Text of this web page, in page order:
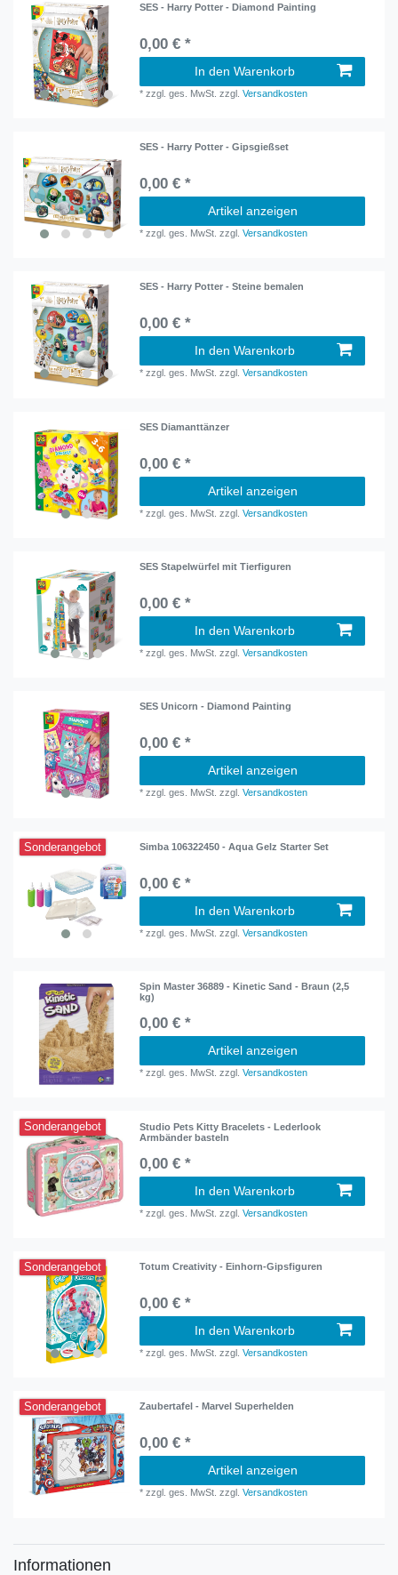
SES - Harry Potter - Diamond Painting
0,00 € *
In den Warenkorb
*zzgl. ges. MwSt. zzgl.Versandkosten
SES - Harry Potter - Gipsgießset
0,00 € *
Artikel anzeigen
*zzgl. ges. MwSt. zzgl.Versandkosten
SES - Harry Potter - Steine bemalen
0,00 € *
In den Warenkorb
*zzgl. ges. MwSt. zzgl.Versandkosten
SES Diamanttänzer
0,00 € *
Artikel anzeigen
*zzgl. ges. MwSt. zzgl.Versandkosten
SES Stapelwürfel mit Tierfiguren
0,00 € *
In den Warenkorb
*zzgl. ges. MwSt. zzgl.Versandkosten
SES Unicorn - Diamond Painting
0,00 € *
Artikel anzeigen
*zzgl. ges. MwSt. zzgl.Versandkosten
Sonderangebot Simba 106322450 - Aqua Gelz Starter Set
0,00 € *
In den Warenkorb
*zzgl. ges. MwSt. zzgl.Versandkosten
Spin Master 36889 - Kinetic Sand - Braun (2,5
kg)
0,00 € *
Artikel anzeigen
*zzgl. ges. MwSt. zzgl.Versandkosten
Sonderangebot
Studio Pets Kitty Bracelets - Lederlook
Armbänder basteln
0,00 € *
In den Warenkorb
*zzgl. ges. MwSt. zzgl.Versandkosten
Sonderangebot Totum Creativity - Einhorn-Gipsfiguren
0,00 € *
In den Warenkorb
*zzgl. ges. MwSt. zzgl.Versandkosten
Sonderangebot Zaubertafel - Marvel Superhelden
0,00 € *
Artikel anzeigen
*zzgl. ges. MwSt. zzgl.Versandkosten
Informationen